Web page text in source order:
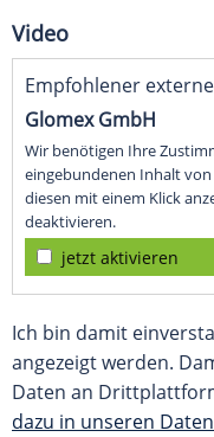
Video
Empfohlener
Glomex GmbH
Wir benötigen Ihre
eingebundenen Inhalt von
diesen mit einem Klick
deaktivieren.
jetzt aktivieren
Ich bin damit
angezeigt werden.
Daten an
dazu in unseren